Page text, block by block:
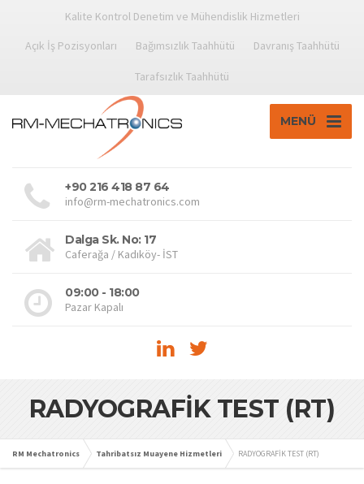
Kalite Kontrol Denetim ve Mühendislik Hizmetleri
Açık İş Pozisyonları
Bağımsızlık Taahhütü Davranış Taahhütü
Tarafsızlık Taahhütü
MENÜ
+90 216 418 87 64
info@rm-mechatronics.com
Dalga Sk. No: 17
Caferağa / Kadıköy- İST
09:00 - 18:00
Pazar Kapalı
RADYOGRAFİK TEST (RT)
RM Mechatronics Tahribatsız Muayene Hizmetleri RADYOGRAFİK TEST (RT)